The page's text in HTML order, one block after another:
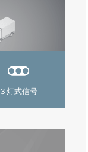
３灯式信号